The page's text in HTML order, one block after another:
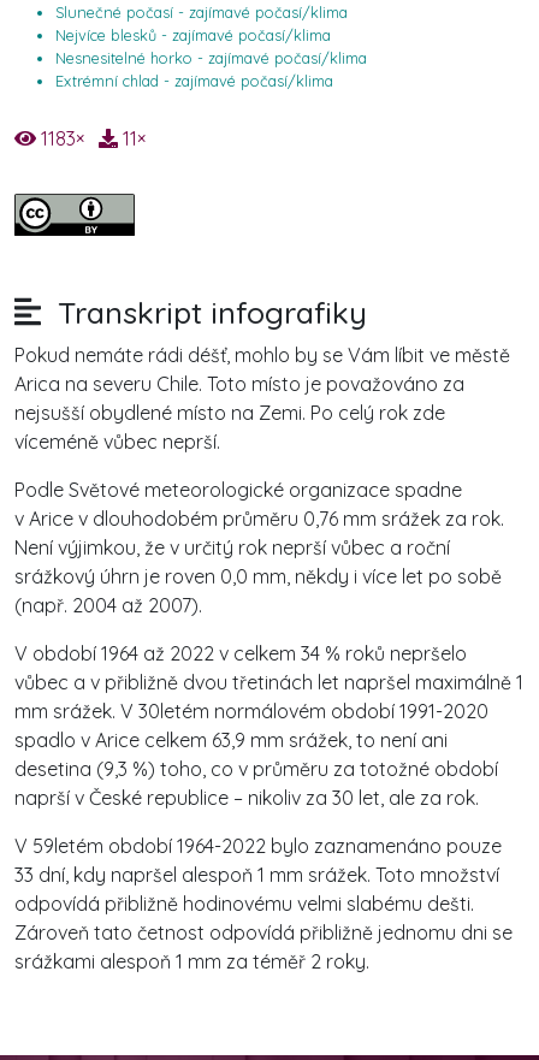
Slunečné počasí - zajímavé počasí/klima
Nejvíce blesků - zajímavé počasí/klima
Nesnesitelné horko - zajímavé počasí/klima
Extrémní chlad - zajímavé počasí/klima
1183× 11×
Transkript infografiky
Pokud nemáte rádi déšť, mohlo by se Vám líbit ve městě
Arica na severu Chile. Toto místo je považováno za
nejsušší obydlené místo na Zemi. Po celý rok zde
víceméně vůbec neprší.
Podle Světové meteorologické organizace spadne
v Arice v dlouhodobém průměru 0,76 mm srážek za rok.
Není výjimkou, že v určitý rok neprší vůbec a roční
srážkový úhrn je roven 0,0 mm, někdy i více let po sobě
(např. 2004 až 2007).
V období 1964 až 2022 v celkem 34 % roků nepršelo
vůbec a v přibližně dvou třetinách let napršel maximálně 1
mm srážek. V 30letém normálovém období 1991-2020
spadlo v Arice celkem 63,9 mm srážek, to není ani
desetina (9,3 %) toho, co v průměru za totožné období
naprší v České republice – nikoliv za 30 let, ale za rok.
V 59letém období 1964-2022 bylo zaznamenáno pouze
33 dní, kdy napršel alespoň 1 mm srážek. Toto množství
odpovídá přibližně hodinovému velmi slabému dešti.
Zároveň tato četnost odpovídá přibližně jednomu dni se
srážkami alespoň 1 mm za téměř 2 roky.